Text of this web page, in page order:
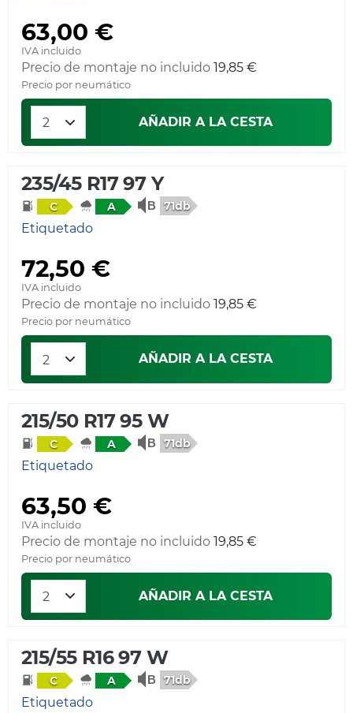
63,00 €
IVA incluido
Precio de montaje no incluido 19,85 €
Precio por neumático
AÑADIR A LA CESTA
235/45 R17 97 Y
C A 71db
Etiquetado
72,50 €
IVA incluido
Precio de montaje no incluido 19,85 €
Precio por neumático
AÑADIR A LA CESTA
215/50 R17 95 W
C A 71db
Etiquetado
63,50 €
IVA incluido
Precio de montaje no incluido 19,85 €
Precio por neumático
AÑADIR A LA CESTA
215/55 R16 97 W
C A 71db
Etiquetado